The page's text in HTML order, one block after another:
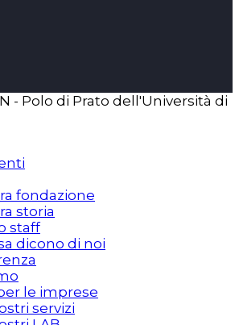
- Polo di Prato dell'Università di
fondazione
storia
staff
dicono di noi
le imprese
servizi